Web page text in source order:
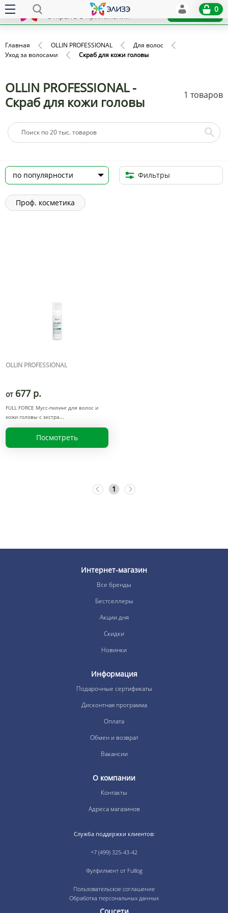
x
Открыть в приложении
Установить
0
Главная OLLIN PROFESSIONAL
Для волос
Уход за волосами
Скраб для кожи головы
OLLIN PROFESSIONAL -
Скраб для кожи головы
1 товаров
Фильтры
Проф. косметика
OLLIN PROFESSIONAL
от 677 р.
FULL FORCE Мусс-пилинг для волос и
кожи головы с экстра
Посмотреть
1
Интернет-магазин
Все бренды
Бестселлеры
Акции дня
Скидки
Новинки
Информация
Подарочные сертификаты
Дисконтная программа
Оплата
Обмен и возврат
Вакансии
О компании
Контакты
Адреса магазинов
Служба поддержки клиентов:
+7 (499) 325-43-42
Фулфилмент от Fulllog
Пользовательское соглашение
Обработка персональных данных
Соцсети